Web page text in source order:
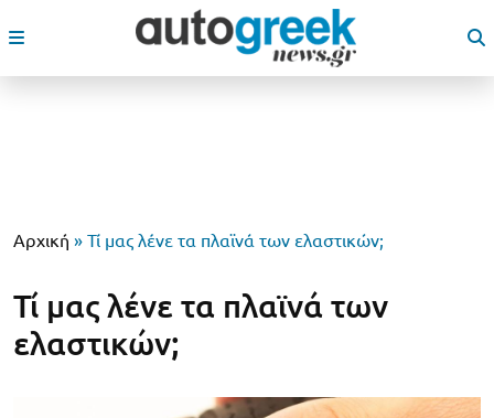
Αρχική » Τί μας λένε τα πλαϊνά των ελαστικών;
Τί μας λένε τα πλαϊνά των
ελαστικών;